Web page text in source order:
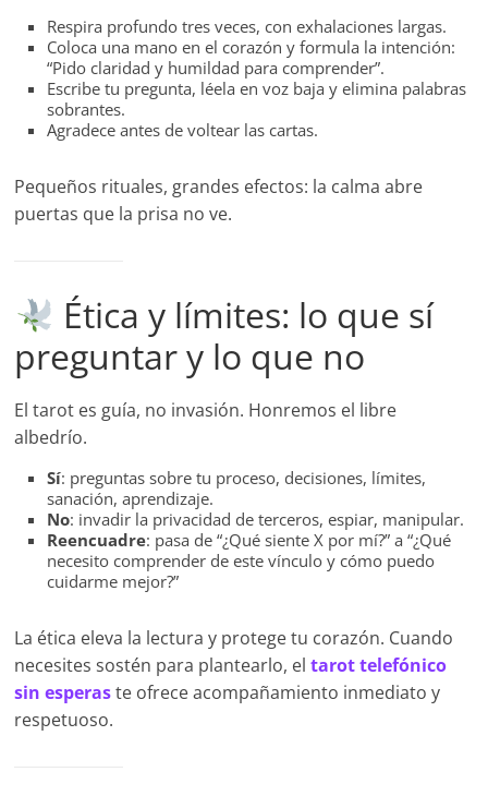
Respira profundo tres veces, con exhalaciones largas.
Coloca una mano en el corazón y formula la intención:
“Pido claridad y humildad para comprender”.
Escribe tu pregunta, léela en voz baja y elimina palabras
sobrantes.
Agradece antes de voltear las cartas.
Pequeños rituales, grandes efectos: la calma abre
puertas que la prisa no ve.
Ética y límites: lo que sí
preguntar y lo que no
El tarot es guía, no invasión. Honremos el libre
albedrío.
Sí: preguntas sobre tu proceso, decisiones, límites,
sanación, aprendizaje.
No: invadir la privacidad de terceros, espiar, manipular.
Reencuadre: pasa de “¿Qué siente X por mí?” a “¿Qué
necesito comprender de este vínculo y cómo puedo
cuidarme mejor?”
La ética eleva la lectura y protege tu corazón. Cuando
necesites sostén para plantearlo, eltarot telefónico
sin esperaste ofrece acompañamiento inmediato y
respetuoso.